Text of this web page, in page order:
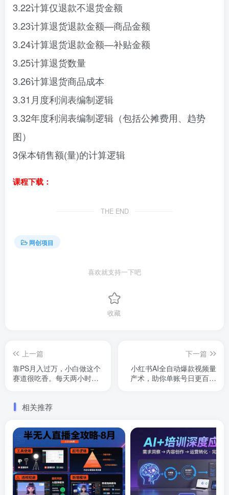
3.22计算仅退款不退货金额
3.23计算退货退款金额—商品金额
3.24计算退货退款金额—补贴金额
3.25计算退货数量
3.26计算退货商品成本
3.31月度利润表编制逻辑
3.32年度利润表编制逻辑（包括公摊费用、趋势
图）
3保本销售额(量)的计算逻辑
课程下载：
THE END
网创项目
喜欢就支持一下吧
收藏
上一篇
靠PS月入过万，小白做这个
赛道很吃香。每天两小时，
下一篇
小红书AI全自动爆款视频量
产术，助你单账号日更百条
相关推荐